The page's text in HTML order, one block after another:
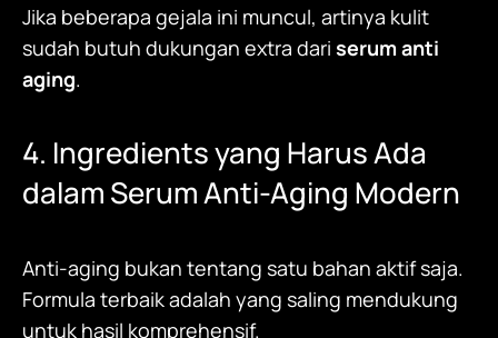
Jika beberapa gejala ini muncul, artinya kulit
sudah butuh dukungan extra dari serum anti
aging.
4. Ingredients yang Harus Ada
dalam Serum Anti-Aging Modern
Anti-aging bukan tentang satu bahan aktif saja.
Formula terbaik adalah yang saling mendukung
untuk hasil komprehensif.